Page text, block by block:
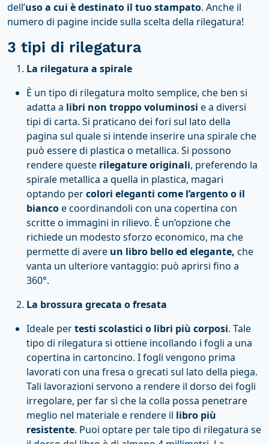
dell’uso a cui è destinato il tuo stampato. Anche il
numero di pagine incide sulla scelta della rilegatura!
3 tipi di rilegatura
La rilegatura a spirale
È un tipo di rilegatura molto semplice, che ben si
adatta a libri non troppo voluminosi e a diversi
tipi di carta. Si praticano dei fori sul lato della
pagina sul quale si intende inserire una spirale che
può essere di plastica o metallica. Si possono
rendere queste rilegature originali, preferendo la
spirale metallica a quella in plastica, magari
optando percolori eleganti come l’argento o il
biancoe coordinandoli con una copertina con
scritte o immagini in rilievo. È un’opzione che
richiede un modesto sforzo economico, ma che
permette di avere un libro bello ed elegante, che
vanta un ulteriore vantaggio: può aprirsi fino a
360°.
La brossura grecata o fresata
Ideale pertesti scolastici o libri più corposi. Tale
tipo di rilegatura si ottiene incollando i fogli a una
copertina in cartoncino. I fogli vengono prima
lavorati con una fresa o grecati sul lato della piega.
Tali lavorazioni servono a rendere il dorso dei fogli
irregolare, per far sì che la colla possa penetrare
meglio nel materiale e rendere il libro più
resistente. Puoi optare per tale tipo di rilegatura se